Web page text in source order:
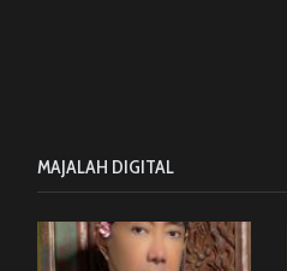
MAJALAH DIGITAL